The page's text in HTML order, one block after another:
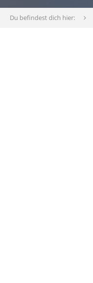
Du befindest dich hier: